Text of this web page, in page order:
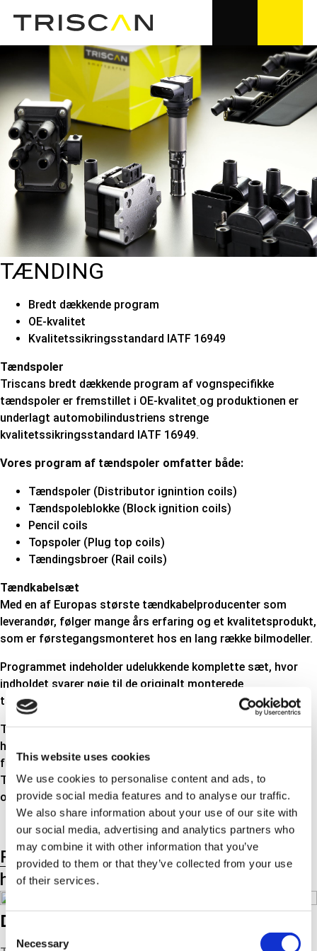
This website uses cookies
We use cookies to personalise content and ads, to
provide social media features and to analyse our traffic.
We also share information about your use of our site with
our social media, advertising and analytics partners who
may combine it with other information that you’ve
provided to them or that they’ve collected from your use
of their services.
Consent
Selection
Necessary
TÆNDING
Bredt dækkende program
OE-kvalitet
Kvalitetssikringsstandard IATF 16949
Tændspoler
Triscans bredt dækkende program af vognspecifikke
tændspoler er fremstillet i OE-kvalitet og produktionen er
underlagt automobilindustriens strenge
kvalitetssikringsstandard IATF 16949.
Vores program af tændspoler omfatter både:
Tændspoler (Distributor ignintion coils)
Tændspoleblokke (Block ignition coils)
Pencil coils
Topspoler (Plug top coils)
Tændingsbroer (Rail coils)
Tændkabelsæt
Med en af Europas største tændkabelproducenter som
leverandør, følger mange års erfaring og et kvalitetsprodukt,
som er førstegangsmonteret hos en lang række bilmodeller.
Programmet indeholder udelukkende komplette sæt, hvor
indholdet svarer nøje til de originalt monterede
tændkabelsæt.
Tændkabelsæt fra Triscan står for overlegen kvalitet med
hensyn til ledeevne, varmebestandighed, afskærmning mod
fugt, radiostøjdæmpning, modstand o.s.v. Også derfor er
Triscans tændkabler certificeret på mange forskellige
områder, f.eks. ISO 9001, FORD Q1, DIN 72550, EEC 72245.
Produkt-undergrupper
Produkt-
hovedgrupper
Downloads